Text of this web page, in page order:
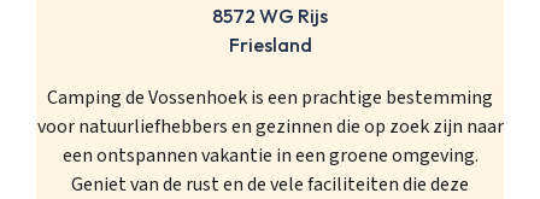
8572 WG Rijs
Friesland
Camping de Vossenhoek is een prachtige bestemming
voor natuurliefhebbers en gezinnen die op zoek zijn naar
een ontspannen vakantie in een groene omgeving.
Geniet van de rust en de vele faciliteiten die deze